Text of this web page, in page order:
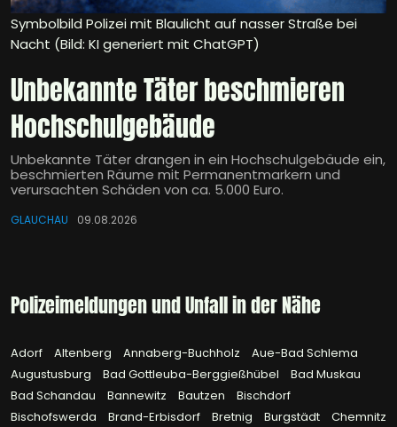
Symbolbild Polizei mit Blaulicht auf nasser Straße bei
Nacht (Bild: KI generiert mit ChatGPT)
Unbekannte Täter beschmieren
Hochschulgebäude
Unbekannte Täter drangen in ein Hochschulgebäude ein,
beschmierten Räume mit Permanentmarkern und
verursachten Schäden von ca. 5.000 Euro.
GLAUCHAU 09.08.2026
Polizeimeldungen und Unfall in der Nähe
Adorf Altenberg Annaberg-Buchholz
Aue-Bad Schlema
Augustusburg
Bad Gottleuba-Berggießhübel
Bad Muskau
Bad Schandau
Bannewitz Bautzen
Bischdorf
Bischofswerda
Brand-Erbisdorf Bretnig Burgstädt
Chemnitz